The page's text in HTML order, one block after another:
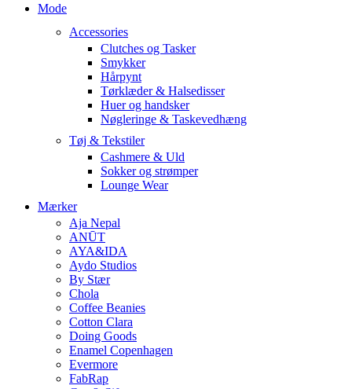
Mode
Accessories
Clutches og Tasker
Smykker
Hårpynt
Tørklæder & Halsedisser
Huer og handsker
Nøgleringe & Taskevedhæng
Tøj & Tekstiler
Cashmere & Uld
Sokker og strømper
Lounge Wear
Mærker
Aja Nepal
ANŪT
AYA&IDA
Aydo Studios
By Stær
Chola
Coffee Beanies
Cotton Clara
Doing Goods
Enamel Copenhagen
Evermore
FabRap